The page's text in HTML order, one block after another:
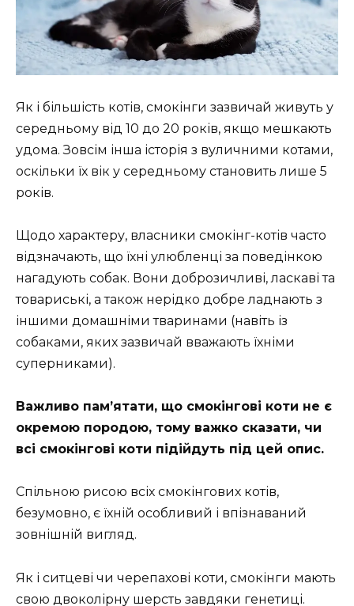
Як і більшість котів, смокінги зазвичай живуть у
середньому від 10 до 20 років, якщо мешкають
удома. Зовсім інша історія з вуличними котами,
оскільки їх вік у середньому становить лише 5
років.
Щодо характеру, власники смокінг-котів часто
відзначають, що їхні улюбленці за поведінкою
нагадують собак. Вони доброзичливі, ласкаві та
товариські, а також нерідко добре ладнають з
іншими домашніми тваринами (навіть із
собаками, яких зазвичай вважають їхніми
суперниками).
Важливо пам’ятати, що смокінгові коти не є
окремою породою, тому важко сказати, чи
всі смокінгові коти підійдуть під цей опис.
Спільною рисою всіх смокінгових котів,
безумовно, є їхній особливий і впізнаваний
зовнішній вигляд.
Як і ситцеві чи черепахові коти, смокінги мають
свою двоколірну шерсть завдяки генетиці.